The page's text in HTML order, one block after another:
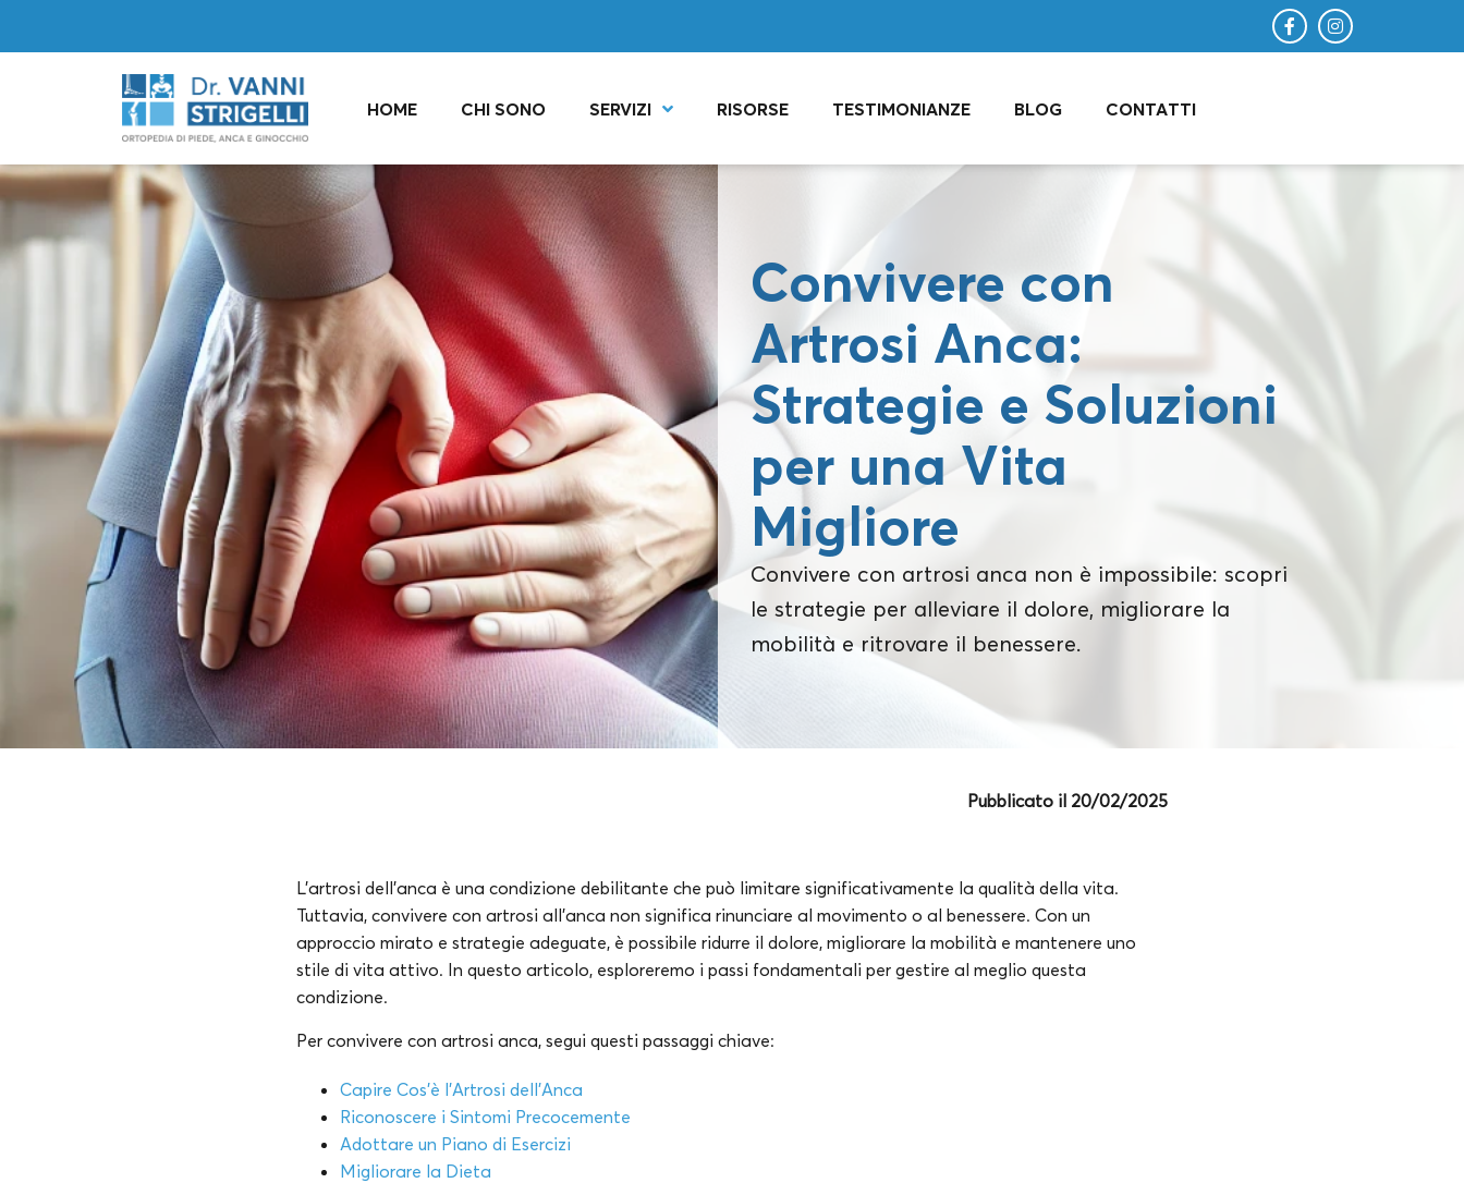
HOME CHI SONO SERVIZI RISORSE TESTIMONIANZE BLOG CONTATTI
Convivere con
Artrosi Anca:
Strategie e Soluzioni
per una Vita
Migliore
Convivere con artrosi anca non è impossibile: scopri
le strategie per alleviare il dolore, migliorare la
mobilità e ritrovare il benessere.
Pubblicato il 20/02/2025
L’artrosi dell’anca è una condizione debilitante che può limitare significativamente la qualità della vita.
Tuttavia, convivere con artrosi all’anca non significa rinunciare al movimento o al benessere. Con un
approccio mirato e strategie adeguate, è possibile ridurre il dolore, migliorare la mobilità e mantenere uno
stile di vita attivo. In questo articolo, esploreremo i passi fondamentali per gestire al meglio questa
condizione.
Per convivere con artrosi anca, segui questi passaggi chiave:
Capire Cos’è l’Artrosi dell’Anca
Riconoscere i Sintomi Precocemente
Adottare un Piano di Esercizi
Migliorare la Dieta